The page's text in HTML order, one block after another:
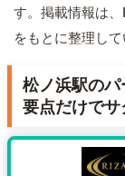
す。掲載情報は
をもとに整理して
松ノ浜駅の
要点だけで